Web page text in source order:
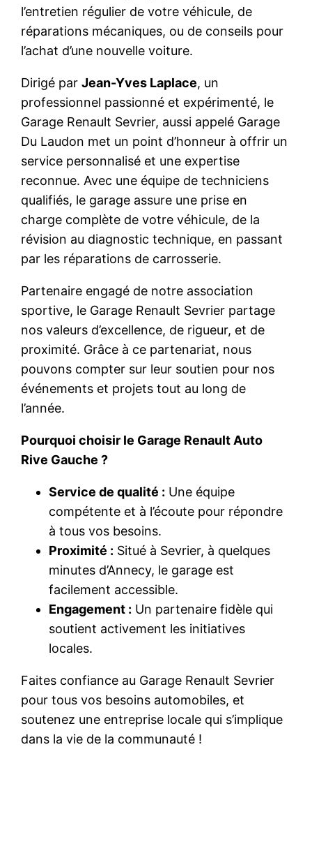
l’entretien régulier de votre véhicule, de
réparations mécaniques, ou de conseils pour
l’achat d’une nouvelle voiture.
Dirigé parJean-Yves Laplace, un
professionnel passionné et expérimenté, le
Garage Renault Sevrier, aussi appelé Garage
Du Laudon met un point d’honneur à offrir un
service personnalisé et une expertise
reconnue. Avec une équipe de techniciens
qualifiés, le garage assure une prise en
charge complète de votre véhicule, de la
révision au diagnostic technique, en passant
par les réparations de carrosserie.
Partenaire engagé de notre association
sportive, le Garage Renault Sevrier partage
nos valeurs d’excellence, de rigueur, et de
proximité. Grâce à ce partenariat, nous
pouvons compter sur leur soutien pour nos
événements et projets tout au long de
l’année.
Pourquoi choisir le Garage Renault Auto
Rive Gauche ?
Service de qualité : Une équipe
compétente et à l’écoute pour répondre
à tous vos besoins.
Proximité : Situé à Sevrier, à quelques
minutes d’Annecy, le garage est
facilement accessible.
Engagement : Un partenaire fidèle qui
soutient activement les initiatives
locales.
Faites confiance au Garage Renault Sevrier
pour tous vos besoins automobiles, et
soutenez une entreprise locale qui s’implique
dans la vie de la communauté !